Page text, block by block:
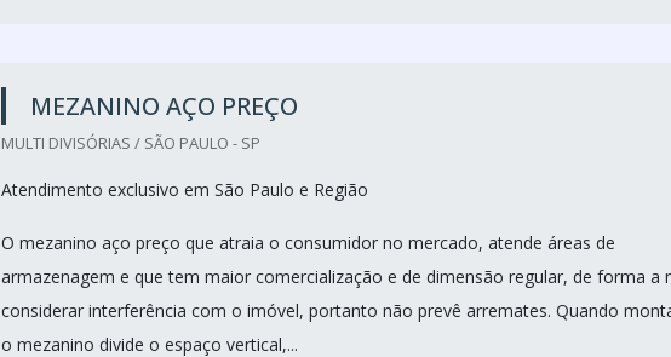
MEZANINO AÇO PREÇO
MULTI DIVISÓRIAS / SÃO PAULO - SP
Atendimento exclusivo em São Paulo e Região
O mezanino aço preço que atraia o consumidor no mercado, atende áreas de
armazenagem e que tem maior comercialização e de dimensão regular, de forma a
considerar interferência com o imóvel, portanto não prevê arremates. Quando
o mezanino divide o espaço vertical,...